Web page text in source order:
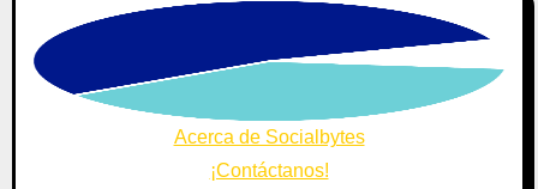
Acerca de Socialbytes
¡Contáctanos!